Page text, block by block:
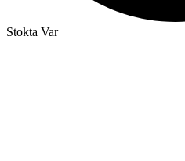
Stokta Var